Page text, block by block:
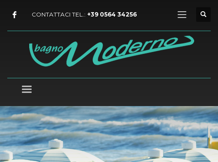
CONTATTACI TEL.: +39 0564 34256